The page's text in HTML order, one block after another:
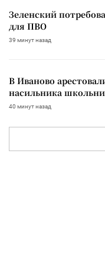
Зеленский
для ПВО
39 минут назад
В Иваново
насильника
40 минут назад